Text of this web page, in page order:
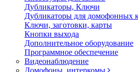
Дубликаторы, Ключи
Дубликаторы для домофонных
Ключи, заготовки, карты
Кнопки выхода
Дополнительное оборудование
Программное обеспечение
Видеонаблюдение
Домофоны, интеркомы